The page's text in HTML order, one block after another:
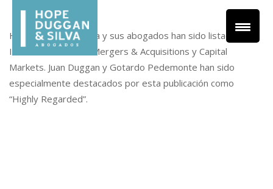
Hope, Duggan & Silva y sus abogados han sido listados por
IFLR 1000 2019 en Mergers & Acquisitions y Capital
Markets. Juan Duggan y Gotardo Pedemonte han sido
especialmente destacados por esta publicación como
“Highly Regarded”.